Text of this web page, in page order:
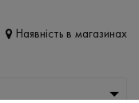
Наявність в магазинах